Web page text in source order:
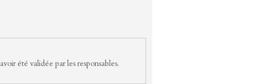
été validée par les responsables.